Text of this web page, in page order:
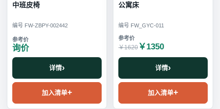
中班皮椅
编号 FW-ZBPY-002442
询价
详情
加入清单
公寓床
编号 FW_GYC-011
￥1620 ￥1350
详情
加入清单